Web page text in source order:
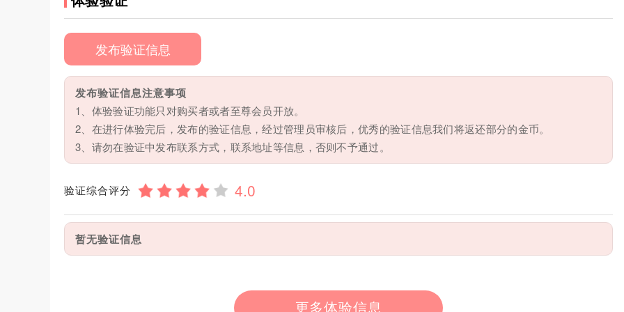
发布验证信息
发布验证信息注意事项
1、体验验证功能只对购买者或者至尊会员开放。
2、在进行体验完后，发布的验证信息，经过管理员审核后，优秀的验证信息我们将返还部分的金币。
3、请勿在验证中发布联系方式，联系地址等信息，否则不予通过。
验证综合评分
暂无验证信息
更多体验信息